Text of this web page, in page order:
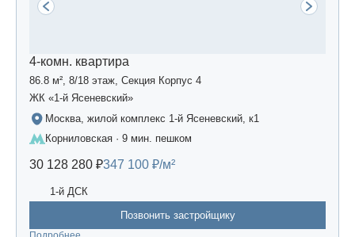
4-комн. квартира
86.8 м², 8/18 этаж, Секция Корпус 4
ЖК «1-й Ясеневский»
Москва, жилой комплекс 1-й Ясеневский, к1
Корниловская · 9 мин. пешком
30 128 280 ₽347 100 ₽/м²
1-й ДСК
Позвонить застройщику